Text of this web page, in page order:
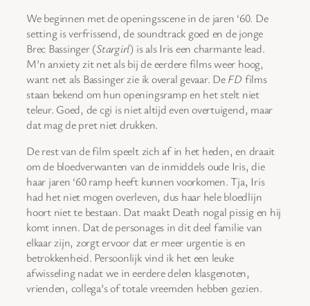
We beginnen met de openingsscene in de jaren ‘60. De
setting is verfrissend, de soundtrack goed en de jonge
Brec Bassinger (Stargirl) is als Iris een charmante lead.
M’n anxiety zit net als bij de eerdere films weer hoog,
want net als Bassinger zie ik overal gevaar. DeFD films
staan bekend om hun openingsramp en het stelt niet
teleur. Goed, de cgi is niet altijd even overtuigend, maar
dat mag de pret niet drukken.
De rest van de film speelt zich af in het heden, en draait
om de bloedverwanten van de inmiddels oude Iris, die
haar jaren ‘60 ramp heeft kunnen voorkomen. Tja, Iris
had het niet mogen overleven, dus haar hele bloedlijn
hoort niet te bestaan. Dat maakt Death nogal pissig en hij
komt innen. Dat de personages in dit deel familie van
elkaar zijn, zorgt ervoor dat er meer urgentie is en
betrokkenheid. Persoonlijk vind ik het een leuke
afwisseling nadat we in eerdere delen klasgenoten,
vrienden, collega’s of totale vreemden hebben gezien.